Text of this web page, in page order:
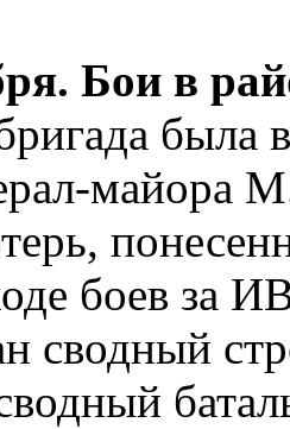
Бои в
была
майора
боев
сводный